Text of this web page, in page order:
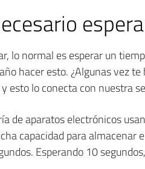
lo normal es esperar un
hacer esto. ¿Algunas vez te
esto lo conecta con nuestra
de aparatos electrónicos usan
capacidad para almacenar
Esperando 10